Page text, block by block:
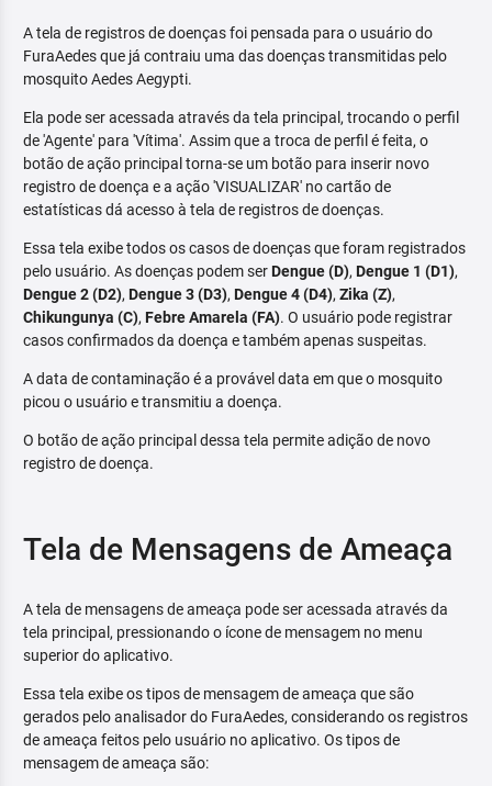
A tela de registros de doenças foi pensada para o usuário do
FuraAedes que já contraiu uma das doenças transmitidas pelo
mosquito Aedes Aegypti.
Ela pode ser acessada através da tela principal, trocando o perfil
de 'Agente' para 'Vítima'. Assim que a troca de perfil é feita, o
botão de ação principal torna-se um botão para inserir novo
registro de doença e a ação 'VISUALIZAR' no cartão de
estatísticas dá acesso à tela de registros de doenças.
Essa tela exibe todos os casos de doenças que foram registrados
pelo usuário. As doenças podem serDengue (D), Dengue 1 (D1),
Dengue 2 (D2), Dengue 3 (D3), Dengue 4 (D4), Zika (Z),
Chikungunya (C), Febre Amarela (FA). O usuário pode registrar
casos confirmados da doença e também apenas suspeitas.
A data de contaminação é a provável data em que o mosquito
picou o usuário e transmitiu a doença.
O botão de ação principal dessa tela permite adição de novo
registro de doença.
Tela de Mensagens de Ameaça
A tela de mensagens de ameaça pode ser acessada através da
tela principal, pressionando o ícone de mensagem no menu
superior do aplicativo.
Essa tela exibe os tipos de mensagem de ameaça que são
gerados pelo analisador do FuraAedes, considerando os registros
de ameaça feitos pelo usuário no aplicativo. Os tipos de
mensagem de ameaça são: